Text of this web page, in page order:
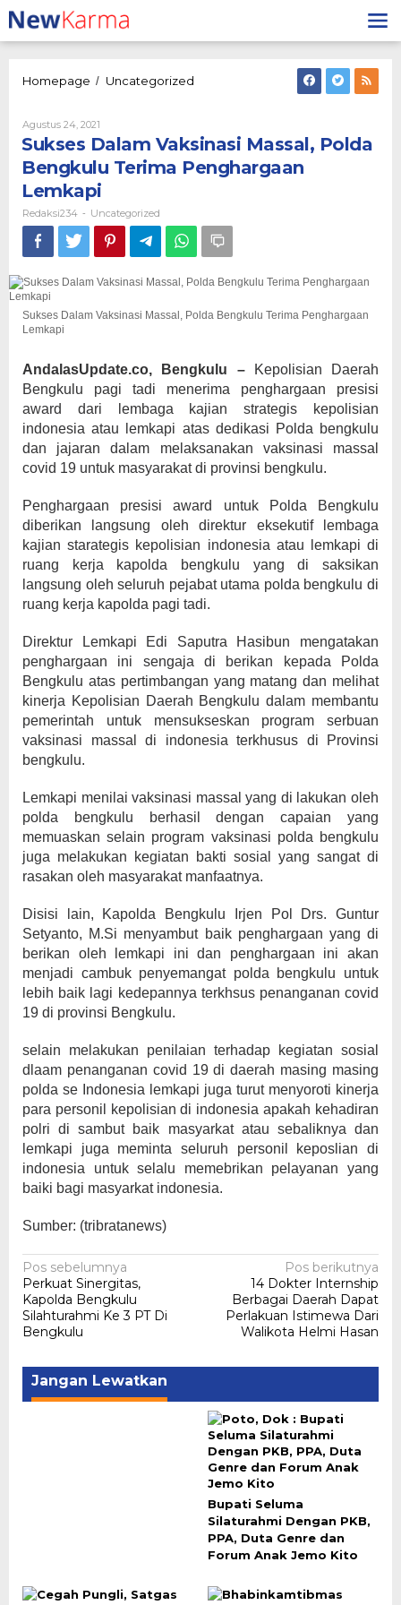
Lewati
ke
konten
Homepage / Uncategorized
Polda
Bengkulu
Terima
Agustus 24, 2021
Redaksi234
Sukses Dalam Vaksinasi Massal, Polda
Bengkulu Terima Penghargaan
Lemkapi
Redaksi234 - Uncategorized
Sukses Dalam Vaksinasi Massal, Polda Bengkulu Terima Penghargaan
Lemkapi
AndalasUpdate.co, Bengkulu –
Kepolisian Daerah
Bengkulu pagi tadi menerima penghargaan presisi
award dari lembaga kajian strategis kepolisian
indonesia atau lemkapi atas dedikasi Polda bengkulu
dan jajaran dalam melaksanakan vaksinasi massal
covid 19 untuk masyarakat di provinsi bengkulu.
Penghargaan presisi award untuk Polda Bengkulu
diberikan langsung oleh direktur eksekutif lembaga
kajian starategis kepolisian indonesia atau lemkapi di
ruang kerja kapolda bengkulu yang di saksikan
langsung oleh seluruh pejabat utama polda bengkulu di
ruang kerja kapolda pagi tadi.
Direktur Lemkapi Edi Saputra Hasibun mengatakan
penghargaan ini sengaja di berikan kepada Polda
Bengkulu atas pertimbangan yang matang dan melihat
kinerja Kepolisian Daerah Bengkulu dalam membantu
pemerintah untuk mensukseskan program serbuan
vaksinasi massal di indonesia terkhusus di Provinsi
bengkulu.
Lemkapi menilai vaksinasi massal yang di lakukan oleh
polda bengkulu berhasil dengan capaian yang
memuaskan selain program vaksinasi polda bengkulu
juga melakukan kegiatan bakti sosial yang sangat di
rasakan oleh masyarakat manfaatnya.
Disisi lain, Kapolda Bengkulu Irjen Pol Drs. Guntur
Setyanto, M.Si menyambut baik penghargaan yang di
berikan oleh lemkapi ini dan penghargaan ini akan
menjadi cambuk penyemangat polda bengkulu untuk
lebih baik lagi kedepannya terkhsus penanganan covid
19 di provinsi Bengkulu.
selain melakukan penilaian terhadap kegiatan sosial
dlaam penanganan covid 19 di daerah masing masing
polda se Indonesia lemkapi juga turut menyoroti kinerja
para personil kepolisian di indonesia apakah kehadiran
polri di sambut baik masyarkat atau sebaliknya dan
lemkapi juga meminta seluruh personil keposlian di
indonesia untuk selalu memebrikan pelayanan yang
baiki bagi masyarkat indonesia.
Sumber: (tribratanews)
Navigasi
pos
Pos sebelumnya
Perkuat Sinergitas,
Kapolda Bengkulu
Silahturahmi Ke 3 PT Di
Bengkulu
Pos berikutnya
14 Dokter Internship
Berbagai Daerah Dapat
Perlakuan Istimewa Dari
Walikota Helmi Hasan
Jangan Lewatkan
Bupati Seluma
Silaturahmi Dengan PKB,
PPA, Duta Genre dan
Forum Anak Jemo Kito